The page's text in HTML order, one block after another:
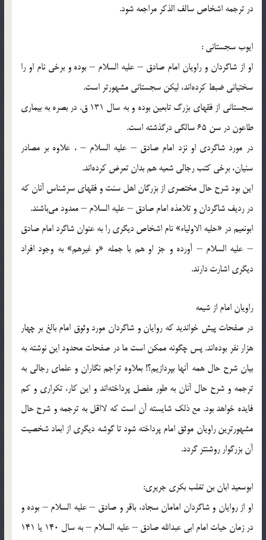
در ترجمه اشخاص سالف الذكر مراجعه شود.
ایوب سجستانی :
او از شاگردان و راویان امام صادق – علیه السلام – بوده و برخی نام او را
سختیانی ضبط كرده‌اند، لیكن سجستانی مشهورتر است.
سجستانی از فقهای بزرگ تابعین بوده و به سال 131 ق. در بصره به بیماری
طاعون در سن 65 سالگی درگذشته است.
در مورد شاگردی او نزد امام صادق – علیه السلام – ، علاوه بر مصادر
سنیان، برخی كتب رجالی شعیه هم بدان تعرض كرده‌اند.
این بود شرح حال مختصری از بزرگان اهل سنت و فقهای سرشناس آنان كه
در ردیف شاگردان و تلامذه امام صادق – علیه السلام – معدود می‌باشند.
ابونعیم در «حلیه الاولیاء» نام اشخاص دیگری را به عنوان شاگرد امام صادق
– علیه السلام – آورده و جز او هم با جمله «و غیرهم» به وجود افراد
دیگری اشارت دارند.
راویان امام از شیعه‌
در صفحات پیش خواندید كه روایان و شاگردان مورد وثوق امام بالغ بر چهار
هزار نفر بوده‌اند. پس چگونه ممكن است ما در صفحات محدود این نوشته به
بیان شرح حال همه آنها بپردازیم؟! بعلاوه تراجم نگاران و علمای رجالی به
ترجمه و شرح حال آنان به طور مفصل پرداخته‌اند و این كار، تكراری و كم
فایده خواهد بود. مع ذلك شایسته آن است كه لااقل به ترجمه و شرح حال
مشهورترین راویان موثق امام پرداخته شود تا گوشه دیگری از ابعاد شخصیت
آن بزرگوار روشنتر گردد.
ابوسعید ابان بن تغلب بكری جریری:
او از روایان و شاگردان امامان سجاد، باقر و صادق – علیه السلام – بوده و
در زمان حیات امام ابی عبدالله صادق – علیه السلام – به سال 140 یا 141